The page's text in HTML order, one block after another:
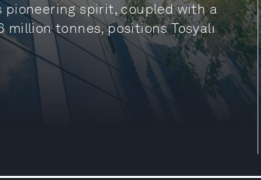
pioneering spirit, coupled with a
tonnes, positions Tosyalı